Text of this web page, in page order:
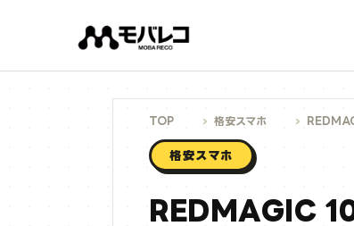
ス
TOP 格安スマホ
格安スマホ
REDMAGIC